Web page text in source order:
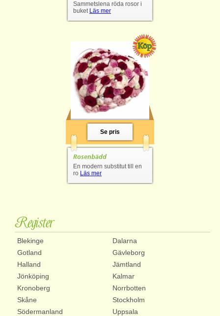
Sammetslena röda rosor i
buket Läs mer
Se pris
Rosenbädd
En modern substitut till en
ro Läs mer
Register
Blekinge
Dalarna
Gotland
Gävleborg
Halland
Jämtland
Jönköping
Kalmar
Kronoberg
Norrbotten
Skåne
Stockholm
Södermanland
Uppsala